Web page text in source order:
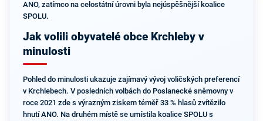
ANO, zatímco na celostátní úrovni byla nejúspěšnější koalice
SPOLU.
Jak volili obyvatelé obce Krchleby v
minulosti
Pohled do minulosti ukazuje zajímavý vývoj voličských preferencí
v Krchlebech. V posledních volbách do Poslanecké sněmovny v
roce 2021 zde s výrazným ziskem téměř 33 % hlasů zvítězilo
hnutí ANO. Na druhém místě se umístila koalice SPOLU s